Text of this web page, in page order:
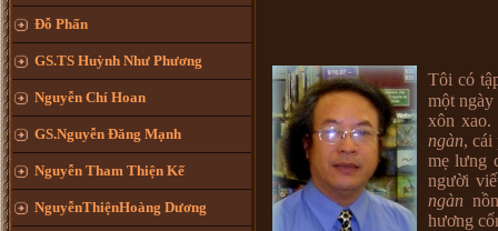
Đỗ Phấn
GS.TS Huỳnh Như Phương
Nguyễn Chí Hoan
GS.Nguyễn Đăng Mạnh
Nguyễn Tham Thiện Kế
NguyễnThiệnHoàng Dương
Tôi có
một
xôn xao.
ngàn, cái
mẹ lưng
người
ngàn
hương